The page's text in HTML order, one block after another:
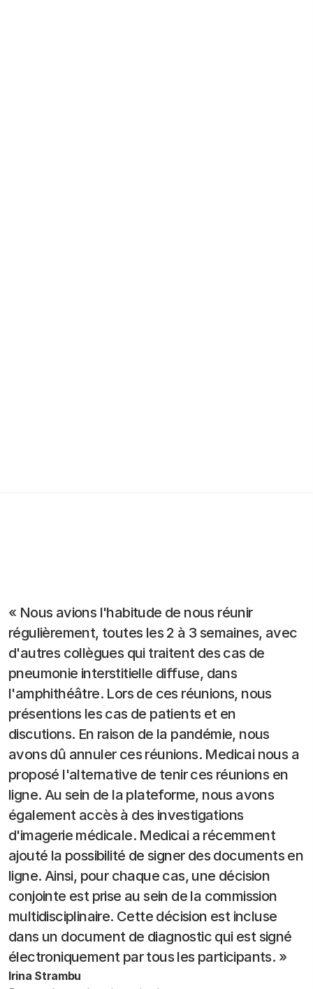
« Nous avions l'habitude de nous réunir
régulièrement, toutes les 2 à 3 semaines, avec
d'autres collègues qui traitent des cas de
pneumonie interstitielle diffuse, dans
l'amphithéâtre. Lors de ces réunions, nous
présentions les cas de patients et en
discutions. En raison de la pandémie, nous
avons dû annuler ces réunions. Medicai nous a
proposé l'alternative de tenir ces réunions en
ligne. Au sein de la plateforme, nous avons
également accès à des investigations
d'imagerie médicale. Medicai a récemment
ajouté la possibilité de signer des documents en
ligne. Ainsi, pour chaque cas, une décision
conjointe est prise au sein de la commission
multidisciplinaire. Cette décision est incluse
dans un document de diagnostic qui est signé
électroniquement par tous les participants. »
Irina Strambu